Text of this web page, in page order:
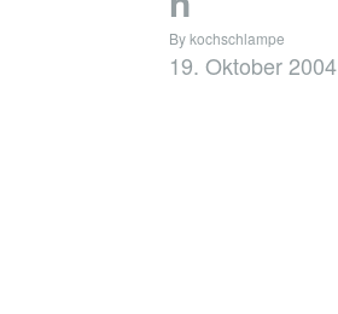
By kochschlampe
19. Oktober 2004